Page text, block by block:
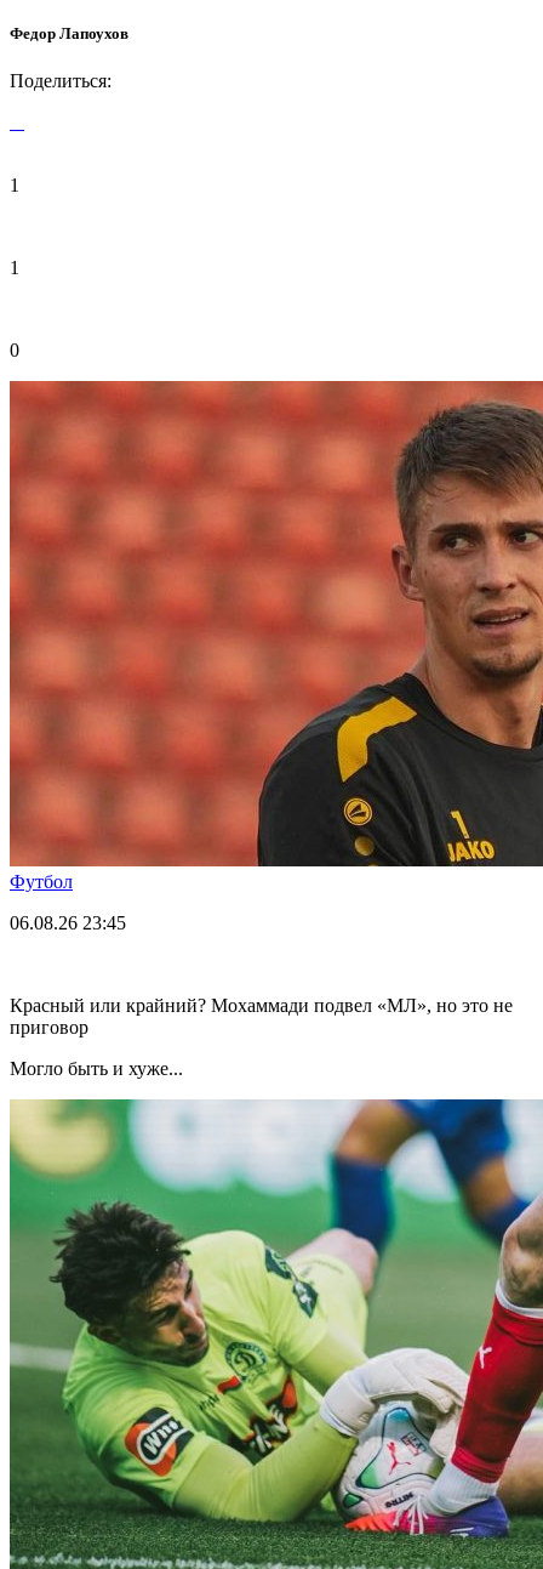
Федор Лапоухов
Поделиться:
1
1
0
Футбол
06.08.26 23:45
Красный или крайний? Мохаммади подвел «МЛ», но это не
приговор
Могло быть и хуже...